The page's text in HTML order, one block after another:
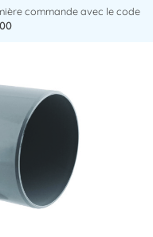
commande avec le code